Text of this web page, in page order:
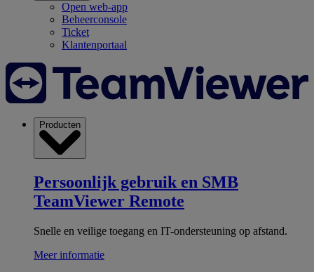
Open web-app
Beheerconsole
Ticket
Klantenportaal
Producten
Persoonlijk gebruik en SMB
TeamViewer Remote
Snelle en veilige toegang en IT-ondersteuning op afstand.
Meer informatie